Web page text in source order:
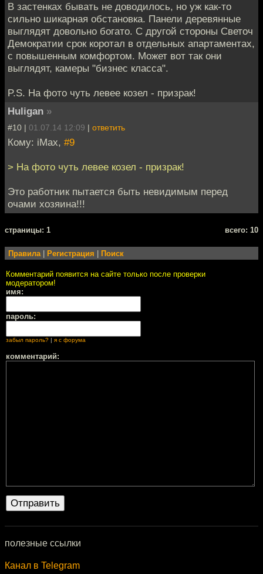
В застенках бывать не доводилось, но уж как-то
сильно шикарная обстановка. Панели деревянные
выглядят довольно богато. С другой стороны Светоч
Демократии срок коротал в отдельных апартаментах,
с повышенным комфортом. Может вот так они
выглядят, камеры "бизнес класса".
P.S. На фото чуть левее козел - призрак!
Huligan »
#10 | 01.07.14 12:09 | ответить
Кому: iMax, #9
> На фото чуть левее козел - призрак!
Это работник пытается быть невидимым перед
очами хозяина!!!
cтраницы: 1 всего: 10
Правила| Регистрация Поиск
Комментарий появится на сайте только после проверки
модератором!
имя:
пароль:
забыл пароль? я с форума
комментарий:
полезные ссылки
Канал в Telegram